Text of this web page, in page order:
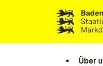
Zum Inhalt
Link zur
Über